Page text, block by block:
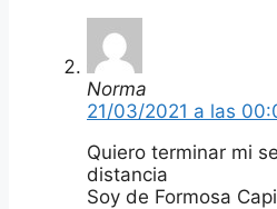
Norma
21/03/2021 a las
Quiero terminar mi
distancia
Soy de Formosa